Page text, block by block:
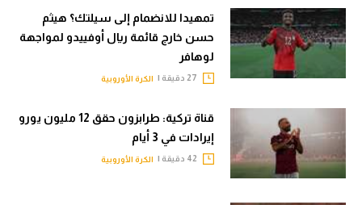
تمهيدا للانضمام إلى سيلتك؟ هيثم
حسن خارج قائمة ريال أوفييدو لمواجهة
لوهافر
الكرة الأوروبية
قناة تركية: طرابزون حقق 12 مليون يورو
إيرادات في 3 أيام
الكرة الأوروبية